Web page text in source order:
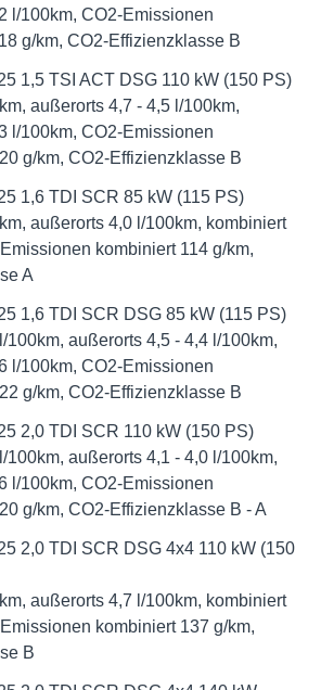
l/100km, CO2-Emissionen
g/km, CO2-Effizienzklasse B
1,5 TSI ACT DSG 110 kW (150 PS)
außerorts 4,7 - 4,5 l/100km,
l/100km, CO2-Emissionen
g/km, CO2-Effizienzklasse B
1,6 TDI SCR 85 kW (115 PS)
außerorts 4,0 l/100km, kombiniert
kombiniert 114 g/km,
A
1,6 TDI SCR DSG 85 kW (115 PS)
100km, außerorts 4,5 - 4,4 l/100km,
l/100km, CO2-Emissionen
g/km, CO2-Effizienzklasse B
2,0 TDI SCR 110 kW (150 PS)
100km, außerorts 4,1 - 4,0 l/100km,
l/100km, CO2-Emissionen
g/km, CO2-Effizienzklasse B - A
2,0 TDI SCR DSG 4x4 110 kW (150
außerorts 4,7 l/100km, kombiniert
kombiniert 137 g/km,
B